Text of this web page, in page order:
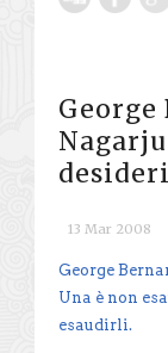
George
desideri
13 Mar 2008
George
Una è non
esaudirli.